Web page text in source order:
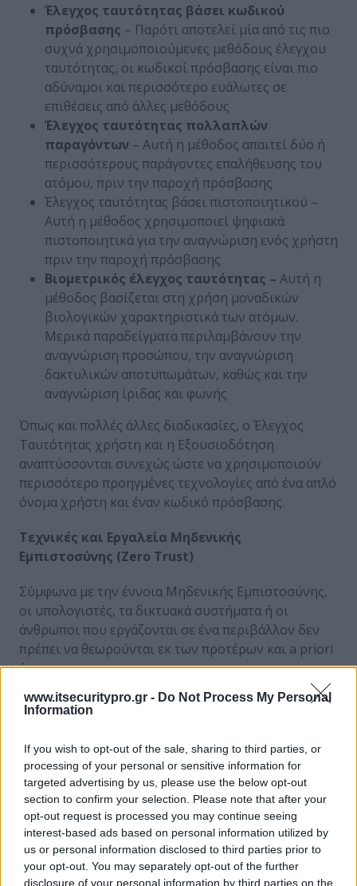
www.itsecuritypro.gr - Do Not Process My Personal
Information
If you wish to opt-out of the sale, sharing to third parties, or
processing of your personal or sensitive information for
targeted advertising by us, please use the below opt-out
section to confirm your selection. Please note that after your
opt-out request is processed you may continue seeing
interest-based ads based on personal information utilized by
us or personal information disclosed to third parties prior to
your opt-out. You may separately opt-out of the further
disclosure of your personal information by third parties on the
Έλεγχος ταυτότητας βάσει κωδικού
πρόσβασης – Παρότι αποτελεί μία από τις πιο
συχνά χρησιμοποιούμενες μεθόδους έλεγχου
ταυτότητας, οι κωδικοί πρόσβασης είναι πιο
αδύναμοι και περισσότερο ευάλωτες σε
επιθέσεις από άλλες μεθόδους
Έλεγχος ταυτότητας πολλαπλών
παραγόντων – Αυτή η μέθοδος απαιτεί δύο ή
περισσότερους παράγοντες επαλήθευσης του
ατόμου, πριν την παροχή πρόσβασης
Έλεγχος ταυτότητας βάσει πιστοποιητικού –
Αυτή η μέθοδος χρησιμοποιεί ψηφιακά
πιστοποιητικά για την αναγνώριση ενός χρήστη
πριν την παροχή πρόσβασης
Βιομετρικός έλεγχος ταυτότητας – Αυτή η
μέθοδος βασίζεται στη χρήση μοναδικών
βιολογικών χαρακτηριστικά των ατόμων.
Μερικά παραδείγματα περιλαμβάνουν την
αναγνώριση προσώπου, την αναγνώριση
δακτυλικών αποτυπωμάτων, καθώς και την
αναγνώριση ίριδας και φωνής
Όπως και πολλές άλλες διαδικασίες, ο Έλεγχος
Ταυτότητας χρήστη και η Εξουσιοδότηση
αναπτύσσονται συνεχώς ώστε να χρησιμοποιούν
περισσότερο προηγμένες τεχνολογίες από ένα απλό
όνομα χρήστη και έναν κωδικό πρόσβασης.
Τεχνικές και Εργαλεία Μηδενικής
Εμπιστοσύνης (Zero Trust)
Σύμφωνα με την έννοια Μηδενικής Εμπιστοσύνης,
οι υπολογιστές, τα δικτυακά συστήματα ή οι
άνθρωποι που εργάζονται σε ένα περιβάλλον δεν
πρέπει να θεωρούνται εκ των προτέρων και a priori
έμπιστοι.
Είναι μια στρατηγική ασφάλειας, της οποίας η
Εμπιστοσύνη βασίζεται σε
τρεις βασικές αρχές
«Ποτέ μην εμπιστεύεσαι, πάντα να επαληθεύεις»,
«Υλοποίησε το μοντέλο ελάχιστων δικαιωμάτων –
Least Privilege» και «Πάντα υπέθετε την ύπαρξη
παραβίασης». Μια στρατηγική Μηδενικής
Εμπιστοσύνης μπορεί να υλοποιηθεί με τη χρήση
ενός συνόλου τεχνολογιών Πρόσβασης Δικτύου
Μηδενικής Εμπιστοσύνης (Zero Trust Network